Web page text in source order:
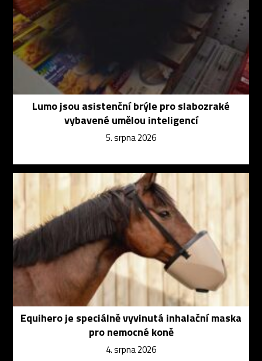
Lumo jsou asistenční brýle pro slabozraké
vybavené umělou inteligencí
5. srpna 2026
Equihero je speciálně vyvinutá inhalační maska
pro nemocné koně
4. srpna 2026